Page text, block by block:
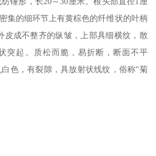
集的细环节上有黄棕色的纤维状的叶柄
皮成不整齐的纵皱，上部具细横纹，散
突起。质松而脆，易折断，断面不平
色，有裂隙，具放射状线纹，俗称“菊